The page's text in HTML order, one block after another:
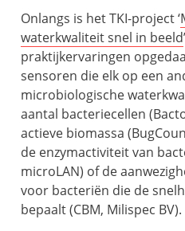
Onlangs is het TKI-project ‘
waterkwaliteit snel in beeld
praktijkervaringen
sensoren die elk op een
microbiologische
aantal bacteriecellen
actieve biomassa
de enzymactiviteit van
microLAN) of de
voor bacteriën die de
bepaalt (CBM, Milispec BV).